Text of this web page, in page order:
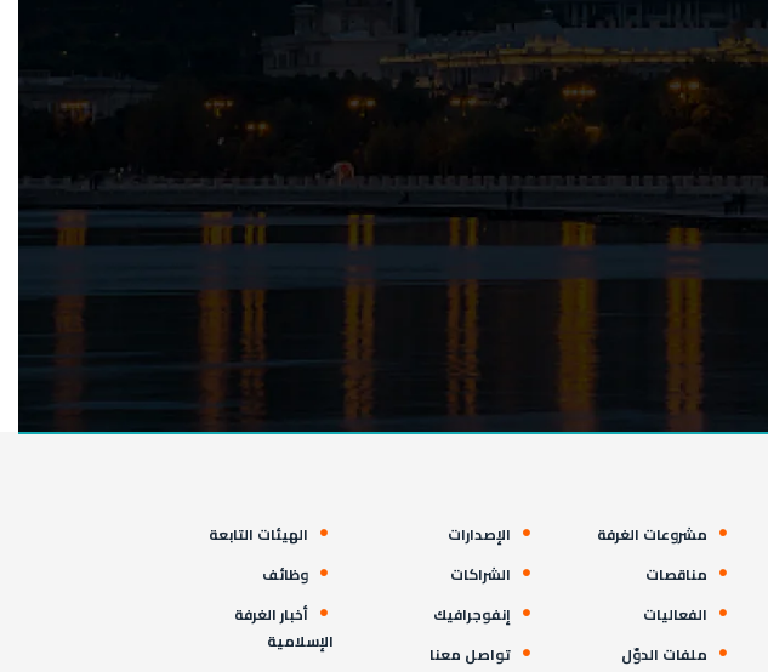
مشروعات الغرفة
مناقصات
الفعاليات
ملفات الدوّل
الإصدارات
الشراكات
إنفوجرافيك
تواصل معنا
الهيئات التابعة
وظائف
أخبار الغرفة
الإسلامية